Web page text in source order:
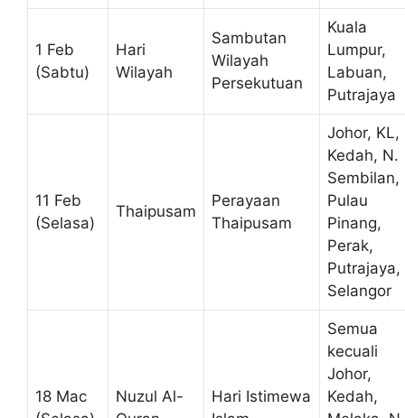
1 Feb
(Sabtu)
Hari
Wilayah
Sambutan
Wilayah
Persekutuan
Kuala
Lumpur,
Labuan,
Putrajaya
11 Feb
(Selasa)
Thaipusam
Perayaan
Thaipusam
Johor, KL,
Kedah, N.
Sembilan,
Pulau
Pinang,
Perak,
Putrajaya,
Selangor
18 Mac
Nuzul Al-
Hari Istimewa
Semua
kecuali
Johor,
Kedah,